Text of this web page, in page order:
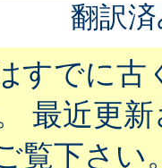
翻訳
すでに古
最近更
覧下さい